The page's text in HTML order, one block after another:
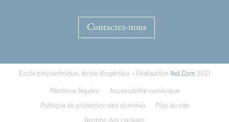
Contactez-nous
École polytechnique, école d'ingénieur • Réalisation Net.Com 2021
Footer
menu
Mentions légales
Accessibilité numérique
Politique de protection des données
Plan du site
Gestion des cookies